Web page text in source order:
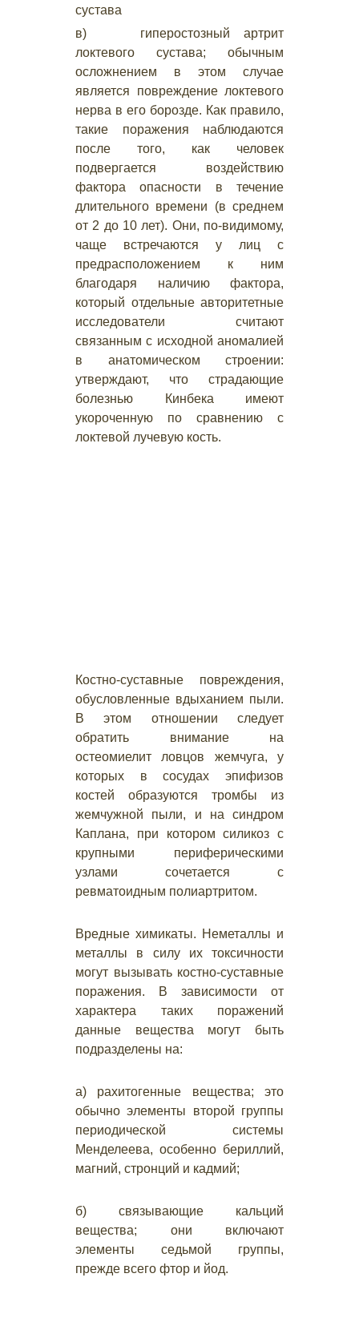
сустава
в) гиперостозный артрит
локтевого сустава; обычным
осложнением в этом случае
является повреждение локтевого
нерва в его борозде. Как правило,
такие поражения наблюдаются
после того, как человек
подвергается воздействию
фактора опасности в течение
длительного времени (в среднем
от 2 до 10 лет). Они, по-видимому,
чаще встречаются у лиц с
предрасположением к ним
благодаря наличию фактора,
который отдельные авторитетные
исследователи считают
связанным с исходной аномалией
в анатомическом строении:
утверждают, что страдающие
болезнью Кинбека имеют
укороченную по сравнению с
локтевой лучевую кость.
Костно-суставные повреждения,
обусловленные вдыханием пыли.
В этом отношении следует
обратить внимание на
остеомиелит ловцов жемчуга, у
которых в сосудах эпифизов
костей образуются тромбы из
жемчужной пыли, и на синдром
Каплана, при котором силикоз с
крупными периферическими
узлами сочетается с
ревматоидным полиартритом.
Вредные химикаты. Неметаллы и
металлы в силу их токсичности
могут вызывать костно-суставные
поражения. В зависимости от
характера таких поражений
данные вещества могут быть
подразделены на:
а) рахитогенные вещества; это
обычно элементы второй группы
периодической системы
Менделеева, особенно бериллий,
магний, стронций и кадмий;
б) связывающие кальций
вещества; они включают
элементы седьмой группы,
прежде всего фтор и йод.